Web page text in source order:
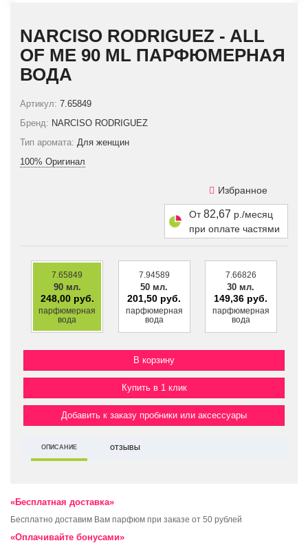
NARCISO RODRIGUEZ - ALL
OF ME 90 ML ПАРФЮМЕРНАЯ
ВОДА
Артикул: 7.65849
Бренд: NARCISO RODRIGUEZ
Тип аромата: Для женщин
100% Оригинал
Избранное
От82,67 р./месяц
при оплате частями
7.65849
90 мл.
248,00 руб.
парфюмерная
вода
7.94589
50 мл.
201,50 руб.
парфюмерная
вода
7.66826
30 мл.
149,36 руб.
парфюмерная
вода
Купить в 1 клик
Добавить к заказу пробники или аксессуары
ОПИСАНИЕ ОТЗЫВЫ
«Бесплатная доставка»
Бесплатно доставим Вам парфюм при заказе от 50 рублей
«Оплачивайте бонусами»